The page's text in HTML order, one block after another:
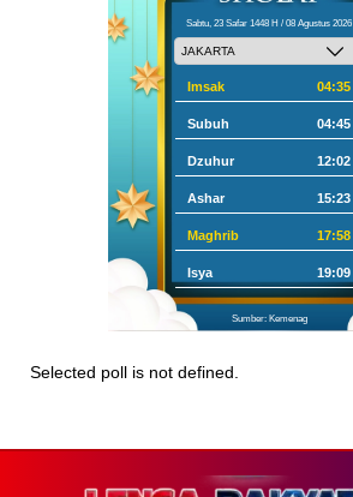
Sabtu, 23 Safar 1448 H / 08 Agustus 2026
Imsak 04:35
Subuh 04:45
Dzuhur 12:02
Ashar 15:23
Maghrib 17:58
Isya 19:09
Sumber: Kemenag
Selected poll is not defined.